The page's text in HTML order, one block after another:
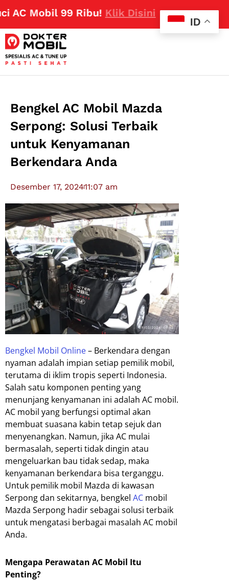
Mobil 99 Ribu!Klik Disini
Bengkel AC Mobil Mazda
Serpong: Solusi Terbaik
untuk Kenyamanan
Berkendara Anda
Desember 17, 202411:07 am
Bengkel Mobil Online– Berkendara dengan
nyaman adalah impian setiap pemilik mobil,
terutama di iklim tropis seperti Indonesia.
Salah satu komponen penting yang
menunjang kenyamanan ini adalah AC mobil.
AC mobil yang berfungsi optimal akan
membuat suasana kabin tetap sejuk dan
menyenangkan. Namun, jika AC mulai
bermasalah, seperti tidak dingin atau
mengeluarkan bau tidak sedap, maka
kenyamanan berkendara bisa terganggu.
Untuk pemilik mobil Mazda di kawasan
Serpong dan sekitarnya, bengkel AC mobil
Mazda Serpong hadir sebagai solusi terbaik
untuk mengatasi berbagai masalah AC mobil
Anda.
Mengapa Perawatan AC Mobil Itu
Penting?
ID